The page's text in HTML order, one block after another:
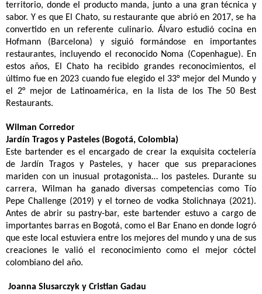
territorio, donde el producto manda, junto a una gran técnica y
sabor. Y es que El Chato, su restaurante que abrió en 2017, se ha
convertido en un referente culinario. Álvaro estudió cocina en
Hofmann (Barcelona) y siguió formándose en importantes
restaurantes, incluyendo el reconocido Noma (Copenhague). En
estos años, El Chato ha recibido grandes reconocimientos, el
último fue en 2023 cuando fue elegido el 33° mejor del Mundo y
el 2° mejor de Latinoamérica, en la lista de los The 50 Best
Restaurants.
Wilman Corredor
Jardín Tragos y Pasteles (Bogotá, Colombia)
Este bartender es el encargado de crear la exquisita coctelería
de Jardín Tragos y Pasteles, y hacer que sus preparaciones
mariden con un inusual protagonista… los pasteles. Durante su
carrera, Wilman ha ganado diversas competencias como Tío
Pepe Challenge (2019) y el torneo de vodka Stolichnaya (2021).
Antes de abrir su pastry-bar, este bartender estuvo a cargo de
importantes barras en Bogotá, como el Bar Enano en donde logró
que este local estuviera entre los mejores del mundo y una de sus
creaciones le valió el reconocimiento como el mejor cóctel
colombiano del año.
Joanna Slusarczyk y Cristian Gadau